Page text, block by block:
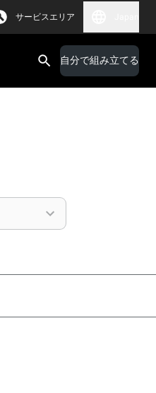
サービスエリア
自分で組み立てる